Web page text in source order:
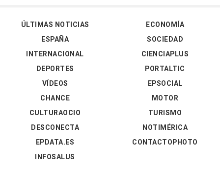
ÚLTIMAS NOTICIAS
ESPAÑA
INTERNACIONAL
DEPORTES
VÍDEOS
ECONOMÍA
SOCIEDAD
CIENCIAPLUS
PORTALTIC
EPSOCIAL
CHANCE
CULTURAOCIO
DESCONECTA
EPDATA.ES
INFOSALUS
MOTOR
TURISMO
NOTIMÉRICA
CONTACTOPHOTO